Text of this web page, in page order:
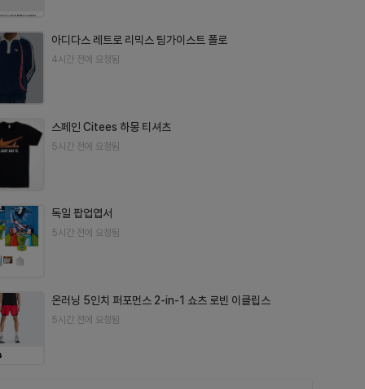
아디다스 레트로 리믹스 팀가이스트 폴로
4시간 전에 요청됨
스페인 Citees 하몽 티셔츠
5시간 전에 요청됨
독일 팝업엽서
5시간 전에 요청됨
온러닝 5인치 퍼포먼스 2-in-1 쇼츠 로빈 이클립스
5시간 전에 요청됨